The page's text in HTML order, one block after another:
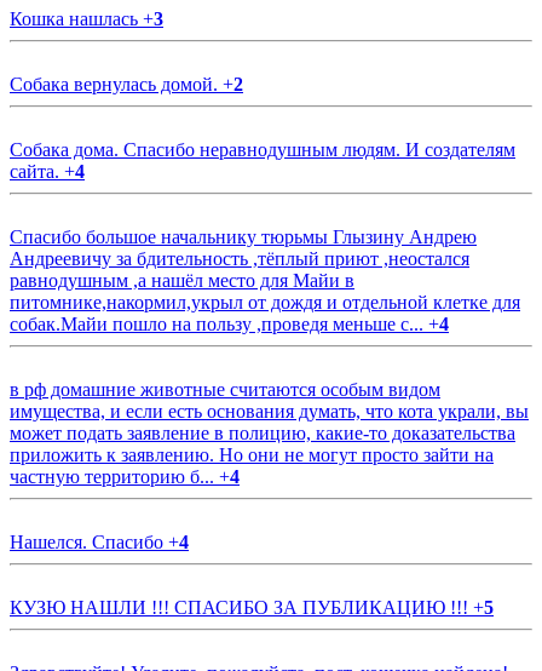
Кошка нашлась +3
Собака вернулась домой. +2
Собака дома. Спасибо неравнодушным людям. И создателям
сайта. +4
Спасибо большое начальнику тюрьмы Глызину Андрею
Андреевичу за бдительность ,тёплый приют ,неостался
равнодушным ,а нашёл место для Майи в
питомнике,накормил,укрыл от дождя и отдельной клетке для
собак.Майи пошло на пользу ,проведя меньше с... +4
в рф домашние животные считаются особым видом
имущества, и если есть основания думать, что кота украли, вы
может подать заявление в полицию, какие-то доказательства
приложить к заявлению. Но они не могут просто зайти на
частную территорию б... +4
Нашелся. Спасибо +4
КУЗЮ НАШЛИ !!! СПАСИБО ЗА ПУБЛИКАЦИЮ !!! +5